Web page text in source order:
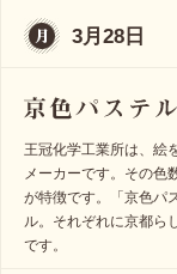
3月28日
王冠化学工業所は、絵
メーカーです。その色
が特徴です。「京色パ
ル。それぞれに京都ら
です。